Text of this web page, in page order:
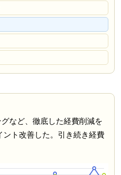
など、徹底した経費削減を
ント改善した。引き続き経費